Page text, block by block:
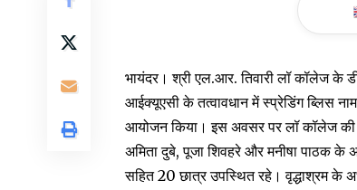
भायंदर। श्री एल.आर. तिवारी लॉ कॉलेज के
आईक्यूएसी के तत्वावधान में स्प्रेडिंग ब्लिस
आयोजन किया। इस अवसर पर लॉ कॉलेज की
अमिता दुबे, पूजा शिवहरे और मनीषा पाठक के
सहित 20 छात्र उपस्थित रहे। वृद्धाश्रम के